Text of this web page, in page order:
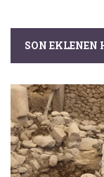
SON EKLENEN